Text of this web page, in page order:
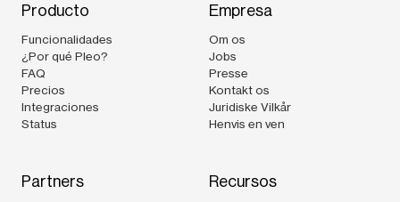
Producto
Funcionalidades
¿Por qué Pleo?
FAQ
Precios
Integraciones
Status
Empresa
Om os
Jobs
Presse
Kontakt os
Juridiske Vilkår
Henvis en ven
Partners Recursos